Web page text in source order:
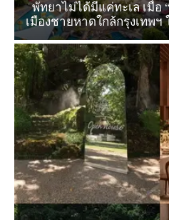
พัทยาไม่ได้มีแค่ทะเล เมื่อ
เมืองชายหาดใกล้กรุงเทพ